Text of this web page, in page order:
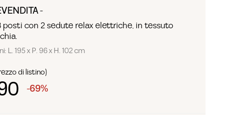
-
posti con 2 sedute relax elettriche, in tessuto
L. 195 x P. 96 x H. 102 cm
di listino)
-69%